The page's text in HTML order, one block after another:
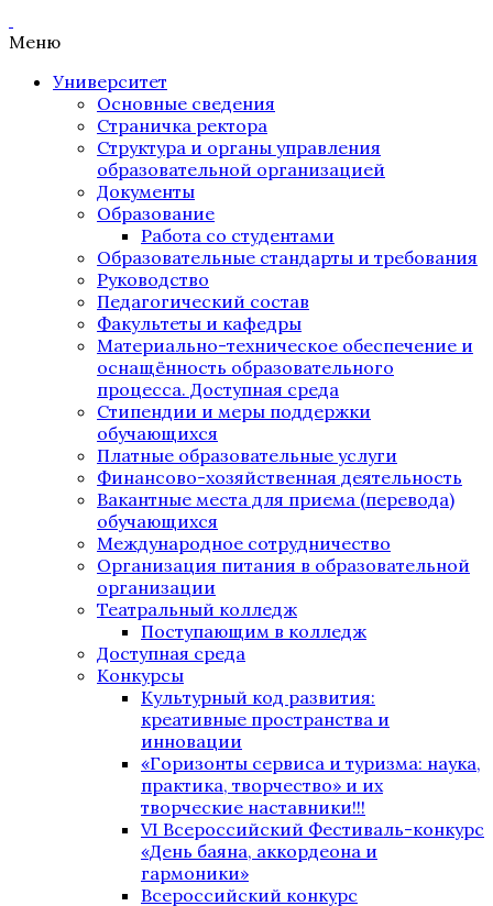
Меню
Университет
Основные сведения
Страничка ректора
Структура и органы управления
образовательной организацией
Документы
Образование
Работа со студентами
Образовательные стандарты и требования
Руководство
Педагогический состав
Факультеты и кафедры
Материально-техническое обеспечение и
оснащённость образовательного
процесса. Доступная среда
Стипендии и меры поддержки
обучающихся
Платные образовательные услуги
Финансово-хозяйственная деятельность
Вакантные места для приема (перевода)
обучающихся
Международное сотрудничество
Организация питания в образовательной
организации
Театральный колледж
Поступающим в колледж
Доступная среда
Конкурсы
Культурный код развития:
креативные пространства и
инновации
«Горизонты сервиса и туризма: наука,
практика, творчество» и их
творческие наставники!!!
VI Всероссийский Фестиваль-конкурс
«День баяна, аккордеона и
гармоники»
Всероссийский конкурс